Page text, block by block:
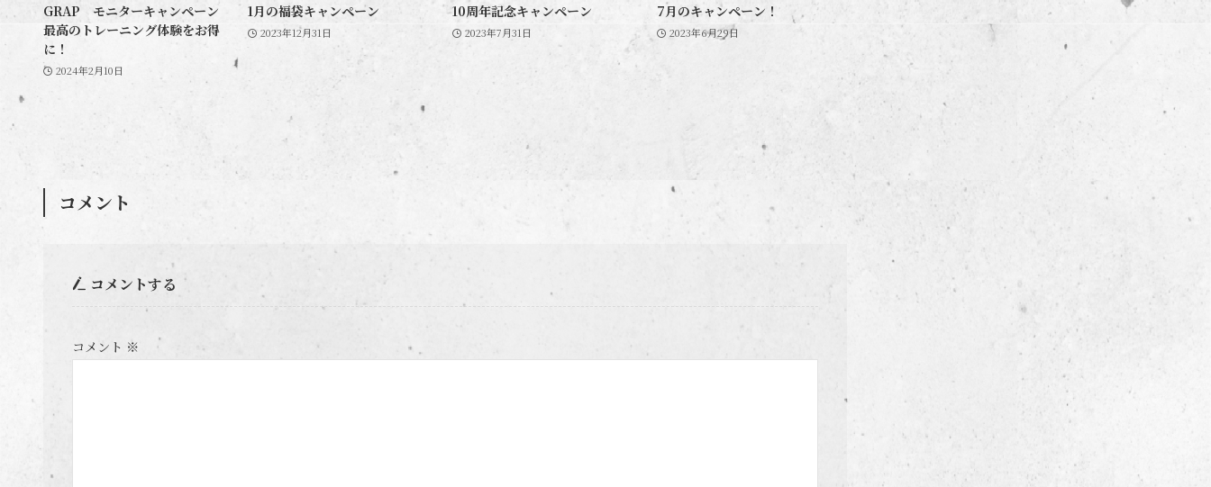
GRAP モニターキャンペーン
最高のトレーニング体験をお得
に！
2024年2月10日
1月の福袋キャンペーン
2023年12月31日
10周年記念キャンペーン
2023年7月31日
7月のキャンペーン！
2023年6月29日
コメント
コメントする
コメント ※